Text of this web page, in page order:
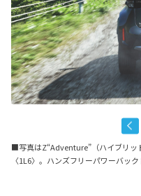
■写真はZ“Adventure”（ハイブリッ
〈1L6〉。ハンズフリーパワーバッ